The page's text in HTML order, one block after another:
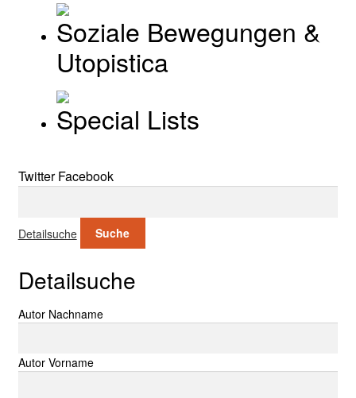
Soziale Bewegungen &
Utopistica
Special Lists
Twitter Facebook
Detailsuche Suche
Detailsuche
Suche nach:
Autor Nachname
Autor Vorname